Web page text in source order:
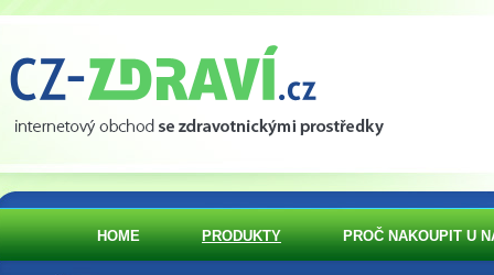
HOME PRODUKTY PROČ NAKOUPIT U